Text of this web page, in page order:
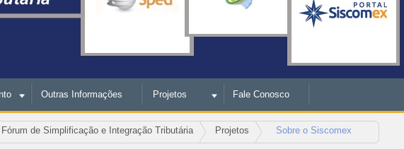
Outras Informações Projetos Fale Conosco
Fórum de Simplificação e Integração Tributária Projetos Sobre o Siscomex